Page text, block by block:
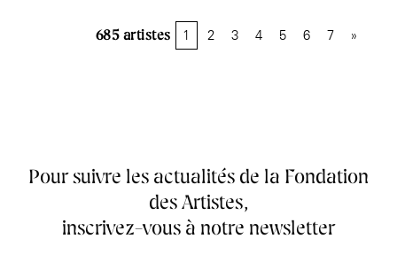
685 1 2 3 4 5 6 7 »
Pour suivre les actualités de la Fondation
des Artistes,
inscrivez-vous à notre newsletter